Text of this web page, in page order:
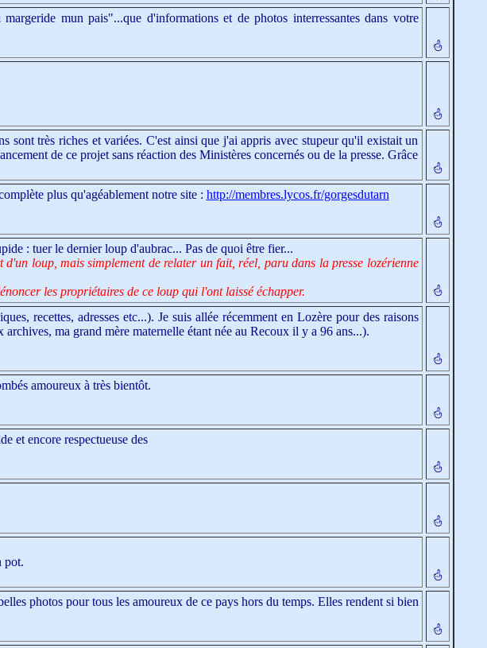
mun pais"...que d'informations et de photos interressantes dans votre
très riches et variées. C'est ainsi que j'ai appris avec stupeur qu'il existait un
de ce projet sans réaction des Ministères concernés ou de la presse. Grâce
plus qu'agéablement notre site : http://membres.lycos.fr/gorgesdutarn
: tuer le dernier loup d'aubrac... Pas de quoi être fier...
loup, mais simplement de relater un fait, réel, paru dans la presse lozérienne
les propriétaires de ce loup qui l'ont laissé échapper.
recettes, adresses etc...). Je suis allée récemment en Lozère pour des raisons
ma grand mère maternelle étant née au Recoux il y a 96 ans...).
amoureux à très bientôt.
encore respectueuse des
pot.
photos pour tous les amoureux de ce pays hors du temps. Elles rendent si bien